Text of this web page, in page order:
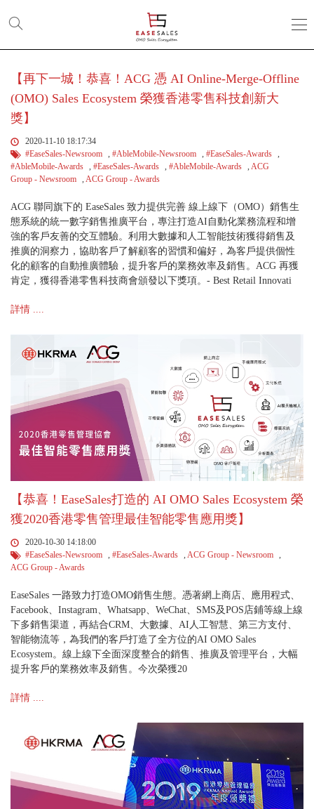
聞
訊
【再下一城！恭喜！ACG 憑 AI Online-Merge-Offline
(OMO) Sales Ecosystem 榮獲香港零售科技創新大
獎】
2020-11-10 18:17:34
#EaseSales-Newsroom , #AbleMobile-Newsroom , #EaseSales-Awards ,
#AbleMobile-Awards , #EaseSales-Awards , #AbleMobile-Awards , ACG
Group - Newsroom , ACG Group - Awards
ACG 聯同旗下的 EaseSales 致力提供完善 線上線下（OMO）銷售生
態系統的統一數字銷售推廣平台，專注打造AI自動化業務流程和增
強的客戶友善的交互體驗。利用大數據和人工智能技術獲得銷售及
推廣的洞察力，協助客戶了解顧客的習慣和偏好，為客戶提供個性
化的顧客的自動推廣體驗，提升客戶的業務效率及銷售。ACG 再獲
肯定，獲得香港零售科技商會頒發以下獎項。- Best Retail Innovati
詳情 ....
【恭喜！EaseSales打造的 AI OMO Sales Ecosystem 榮
獲2020香港零售管理最佳智能零售應用獎】
2020-10-30 14:18:00
#EaseSales-Newsroom , #EaseSales-Awards , ACG Group - Newsroom ,
ACG Group - Awards
EaseSales 一路致力打造OMO銷售生態。憑著網上商店、應用程式、
Facebook、Instagram、Whatsapp、WeChat、SMS及POS店鋪等線上線
下多銷售渠道，再結合CRM、大數據、AI人工智慧、第三方支付、
智能物流等，為我們的客戶打造了全方位的AI OMO Sales
Ecosystem。線上線下全面深度整合的銷售、推廣及管理平台，大幅
提升客戶的業務效率及銷售。今次榮獲20
詳情 ....